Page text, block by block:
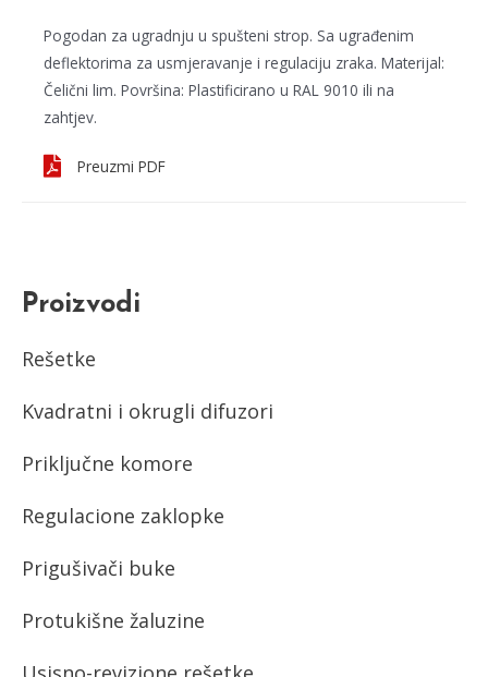
Proizvodi
Rešetke
Kvadratni i okrugli difuzori
Priključne komore
Regulacione zaklopke
Prigušivači buke
Protukišne žaluzine
Pogodan za ugradnju u spušteni strop. Sa ugrađenim
deflektorima za usmjeravanje i regulaciju zraka. Materijal:
Čelični lim. Površina: Plastificirano u RAL 9010 ili na
zahtjev.
Preuzmi PDF